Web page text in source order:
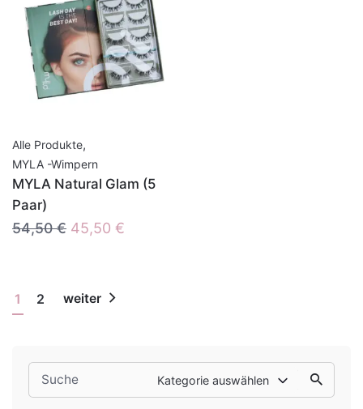
Search
for
Kategorie auswählen
Alle Produkte,
MYLA -Wimpern
MYLA Natural Glam (5
Paar)
54,50€ Ursprünglicher
54,50 €
45,50 €
1 2 weiter